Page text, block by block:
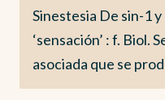
Sinestesia De sin-1 y
‘sensación’ : f. Biol.
asociada que se